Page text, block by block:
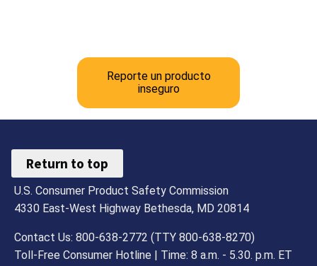
Reporte un producto
inseguro
Return to top
U.S. Consumer Product Safety Commission
4330 East-West Highway Bethesda, MD 20814
Contact Us: 800-638-2772 (TTY 800-638-8270)
Toll-Free Consumer Hotline | Time: 8 a.m. - 5.30. p.m. ET